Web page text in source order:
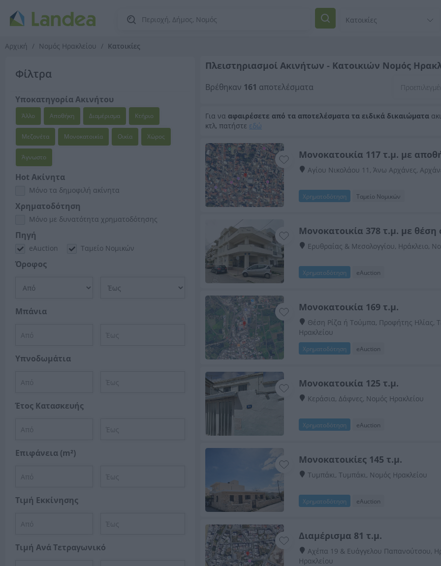
Αρχική Νομός Ηρακλείου Κατοικίες
Φίλτρα
Υποκατηγορία Ακινήτου
Άλλο Αποθήκη Διαμέρισμα Κτήριο
Μεζονέτα Μονοκατοικία Οικία Χώρος
Άγνωστο
Hot Ακίνητα
Μόνο τα δημοφιλή ακίνητα
Χρηματοδότηση
Μόνο με δυνατότητα χρηματοδότησης
Πηγή
eAuction Ταμείο Νομικών
Όροφος
Μπάνια
Υπνοδωμάτια
Έτος Κατασκευής
Επιφάνεια (m²)
Τιμή Εκκίνησης
Τιμή Ανά Τετραγωνικό
Πλειστηριασμοί Ακινήτων - Κατοικιών Νομός
Βρέθηκαν 161 αποτελέσματα
Για να αφαιρέσετε από τα αποτελέσματα τα ειδικά δικαιώματα
κτλ, πατήστε εδώ
Μονοκατοικία 117 τ.μ. με
Αγίου Νικολάου 11, Άνω Αρχάνες,
Χρηματοδότηση Ταμείο Νομικών
Μονοκατοικία 378 τ.μ. με
Ερυθραίας & Μεσολογγίου, Ηράκλειο,
Χρηματοδότηση eAuction
Μονοκατοικία 169 τ.μ.
Θέση Ρίζα ή Τούμπα, Προφήτης Ηλίας,
Ηρακλείου
Χρηματοδότηση eAuction
Μονοκατοικία 125 τ.μ.
Κεράσια, Δάφνες, Νομός Ηρακλείου
Χρηματοδότηση eAuction
Μονοκατοικίες 145 τ.μ.
Τυμπάκι, Τυμπάκι, Νομός Ηρακλείου
Χρηματοδότηση eAuction
Διαμέρισμα 81 τ.μ.
Αχέπα 19 & Ευάγγελου Παπανούτσου,
Ηρακλείου